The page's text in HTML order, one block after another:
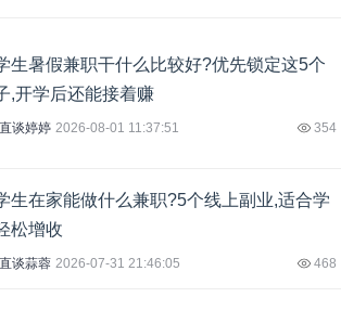
生暑假兼职干什么比较好?优先锁定这5个
,开学后还能接着赚
谈婷婷 2026-08-01 11:37:51 354
生在家能做什么兼职?5个线上副业,适合学
松增收
谈蒜蓉 2026-07-31 21:46:05 468